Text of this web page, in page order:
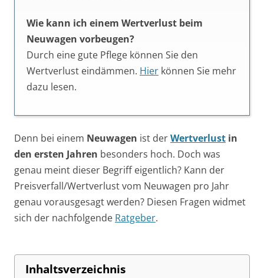
Wie kann ich einem Wertverlust beim
Neuwagen vorbeugen?
Durch eine gute Pflege können Sie den
Wertverlust eindämmen. Hier können Sie mehr
dazu lesen.
Denn bei einem Neuwagen ist derWertverlust in
den ersten Jahren besonders hoch. Doch was
genau meint dieser Begriff eigentlich? Kann der
Preisverfall/Wertverlust vom Neuwagen pro Jahr
genau vorausgesagt werden? Diesen Fragen widmet
sich der nachfolgende Ratgeber.
Inhaltsverzeichnis